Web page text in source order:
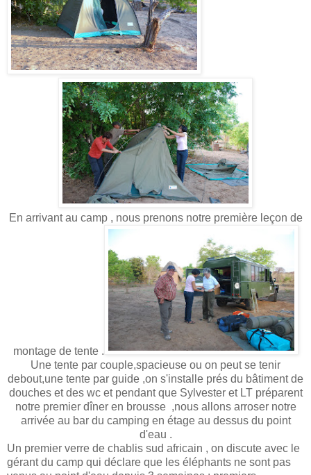
En arrivant au camp , nous prenons notre première leçon de
montage de tente .
Une tente par couple,spacieuse ou on peut se tenir
debout,une tente par guide ,on s'installe prés du bâtiment de
douches et des wc et pendant que Sylvester et LT préparent
notre premier dîner en brousse ,nous allons arroser notre
arrivée au bar du camping en étage au dessus du point
d'eau .
Un premier verre de chablis sud africain , on discute avec le
gérant du camp qui déclare que les éléphants ne sont pas